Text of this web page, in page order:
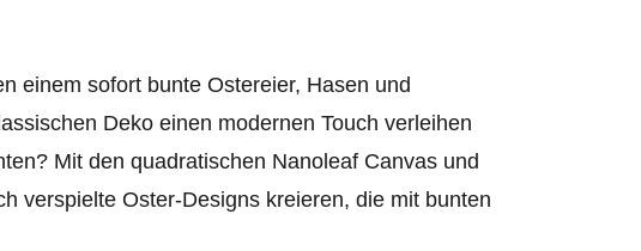
einem sofort bunte Ostereier, Hasen und
Deko einen modernen Touch verleihen
Mit den quadratischen Nanoleaf Canvas und
verspielte Oster-Designs kreieren, die mit bunten